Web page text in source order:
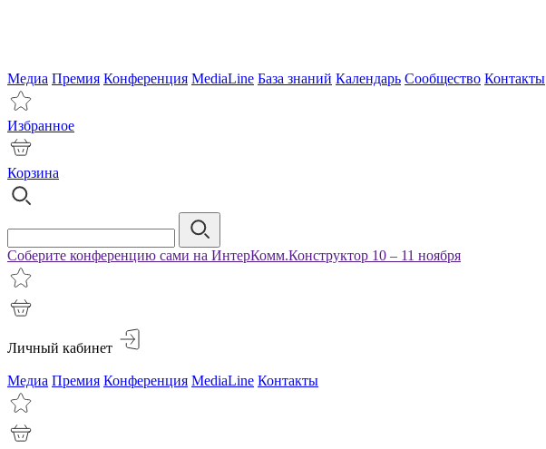
Медиа Премия Конференция MediaLine База знаний Календарь Сообщество Контакты
Избранное
Корзина
Соберите конференцию сами на ИнтерКомм.Конструктор 10 – 11 ноября
Личный кабинет
Медиа Премия Конференция MediaLine Контакты